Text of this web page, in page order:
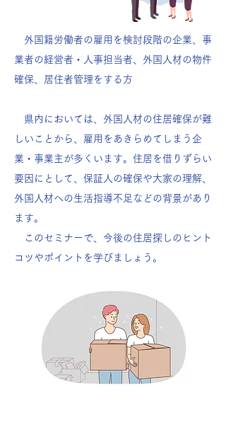
外国籍労働者の雇用を検討段階の企業、事
業者の経営者・人事担当者、外国人材の物件
確保、居住者管理をする方
県内においては、外国人材の住居確保が難
しいことから、雇用をあきらめてしまう企
業・事業主が多くいます。住居を借りずらい
要因にとして、保証人の確保や大家の理解、
外国人材への生活指導不足などの背景があり
ます。
このセミナーで、今後の住居探しのヒント
コツやポイントを学びましょう。